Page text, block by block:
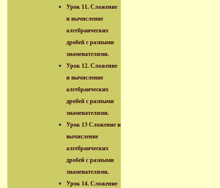
Урок 11. Сложение
и вычисление
алгебраических
дробей с разными
знаменателями.
Урок 12. Сложение
и вычисление
алгебраических
дробей с разными
знаменателями.
Урок 13 Сложение и
вычисление
алгебраических
дробей с разными
знаменателями.
Урок 14. Сложение